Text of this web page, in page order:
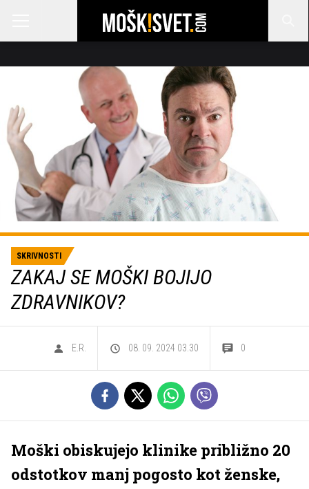
SKRIVNOSTI
ZAKAJ SE MOŠKI BOJIJO
ZDRAVNIKOV?
E.R. 08. 09. 2024 03.30 0
Moški obiskujejo klinike približno 20
odstotkov manj pogosto kot ženske,